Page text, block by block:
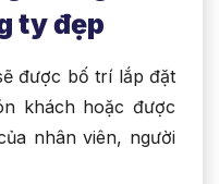
ty đẹp
được bố trí lắp đặt
khách hoặc được
nhân viên, người